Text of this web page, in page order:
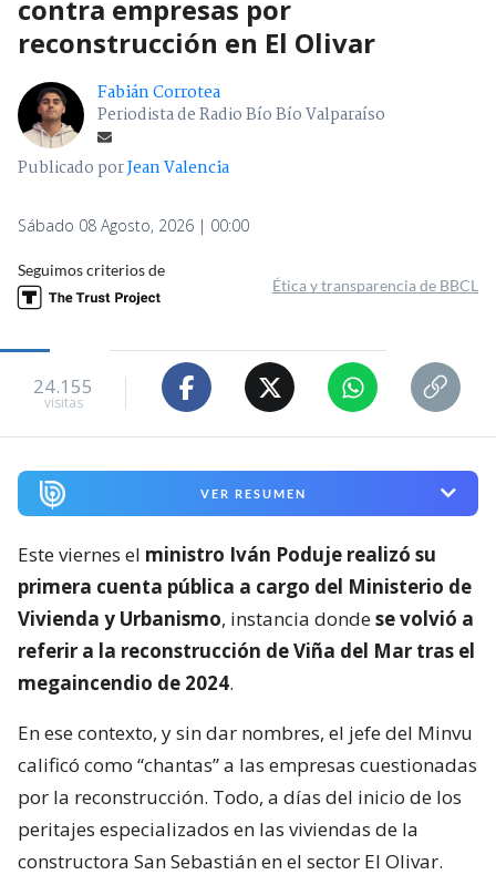
contra empresas por
reconstrucción en El Olivar
Fabián Corrotea
Periodista de Radio Bío Bío Valparaíso
Publicado porJean Valencia
Sábado 08 Agosto, 2026 | 00:00
Seguimos criterios de
Ética y transparencia de BBCL
24.155
visitas
VER RESUMEN
Este viernes el ministro Iván Poduje realizó su
primera cuenta pública a cargo del Ministerio de
Vivienda y Urbanismo, instancia dondese volvió a
referir a la reconstrucción de Viña del Mar tras el
megaincendio de 2024.
En ese contexto, y sin dar nombres, el jefe del Minvu
calificó como “chantas” a las empresas cuestionadas
por la reconstrucción. Todo, a días del inicio de los
peritajes especializados en las viviendas de la
constructora San Sebastián en el sector El Olivar.